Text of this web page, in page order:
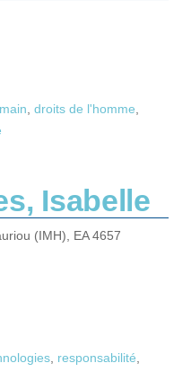
, droits de l'homme,
Isabelle
(IMH), EA 4657
, responsabilité,